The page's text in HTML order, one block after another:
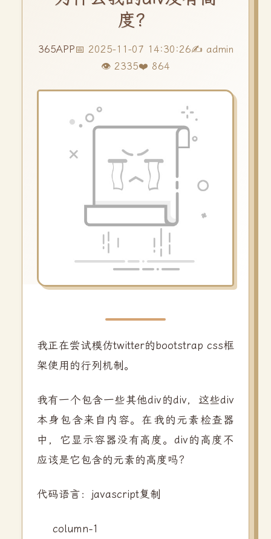
度？
365APP📅 2025-11-07 14:30:26✍️ admin
👁️ 2335❤️ 864
我正在尝试模仿twitter的bootstrap css框
架使用的行列机制。
我有一个包含一些其他div的div，这些div
本身包含来自内容。在我的元素检查器
中，它显示容器没有高度。div的高度不
应该是它包含的元素的高度吗？
代码语言：javascript复制
column-1